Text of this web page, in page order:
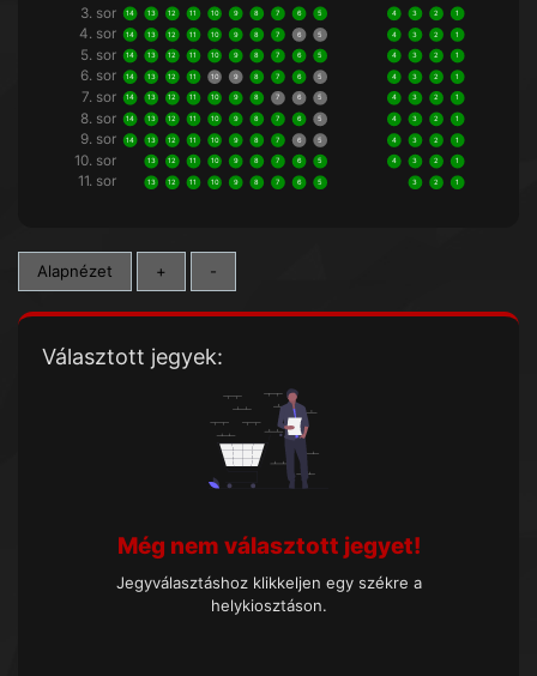
3. sor 14 13 12 11 10 9 8 7 6 5 4 3 2 1
4. sor 14 13 12 11 10 9 8 7 6 5 4 3 2 1
5. sor 14 13 12 11 10 9 8 7 6 5 4 3 2 1
6. sor 14 13 12 11 10 9 8 7 6 5 4 3 2 1
7. sor 14 13 12 11 10 9 8 7 6 5 4 3 2 1
8. sor 14 13 12 11 10 9 8 7 6 5 4 3 2 1
9. sor 14 13 12 11 10 9 8 7 6 5 4 3 2 1
10. sor 13 12 11 10 9 8 7 6 5 4 3 2 1
11. sor 13 12 11 10 9 8 7 6 5 3 2 1
Alapnézet + -
Választott jegyek:
Még nem választott jegyet!
Jegyválasztáshoz klikkeljen egy székre a
helykiosztáson.